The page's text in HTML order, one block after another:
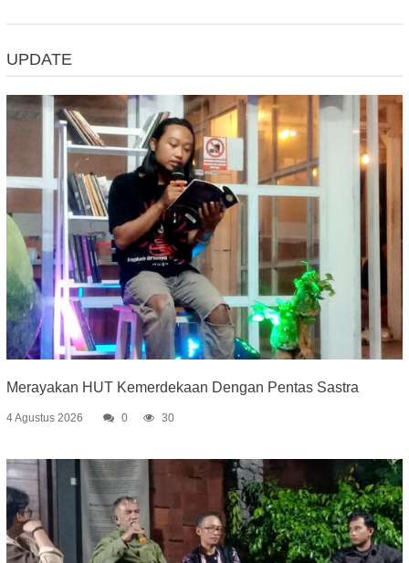
UPDATE
Merayakan HUT Kemerdekaan Dengan Pentas Sastra
4 Agustus 2026 0 30